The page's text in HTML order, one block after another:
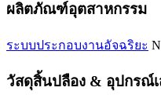
ผลิตภัณฑ์อุตสาหกรรม
ระบบประกอบงานอัจฉริยะ
วัสดุสิ้นปลือง & อุปกรณ์